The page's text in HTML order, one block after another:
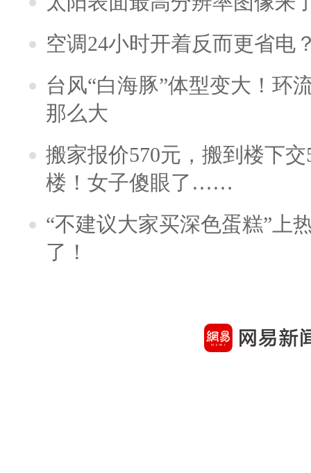
空调24小时开着反而更省电
台风“白海豚”体型变大！环
那么大
搬家报价570元，搬到楼下
楼！女子傻眼了……
“不建议大家买深色蛋糕”上
了！